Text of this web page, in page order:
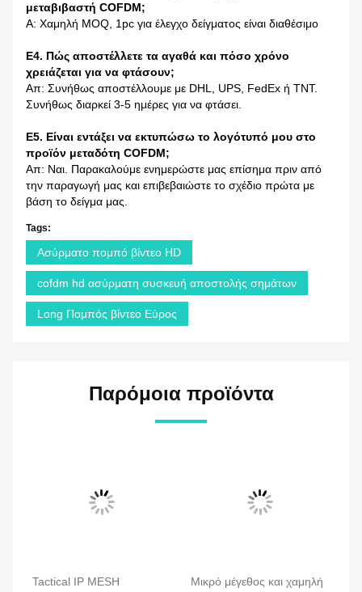
μεταβιβαστή COFDM;
Α: Χαμηλή MOQ, 1pc για έλεγχο δείγματος είναι διαθέσιμο
Ε4. Πώς αποστέλλετε τα αγαθά και πόσο χρόνο
χρειάζεται για να φτάσουν;
Απ: Συνήθως αποστέλλουμε με DHL, UPS, FedEx ή TNT.
Συνήθως διαρκεί 3-5 ημέρες για να φτάσει.
Ε5. Είναι εντάξει να εκτυπώσω το λογότυπό μου στο
προϊόν μεταδότη COFDM;
Απ: Ναι. Παρακαλούμε ενημερώστε μας επίσημα πριν από
την παραγωγή μας και επιβεβαιώστε το σχέδιο πρώτα με
βάση το δείγμα μας.
Tags:
Ασύρματο πομπό βίντεο HD
cofdm hd ασύρματη συσκευή αποστολής σημάτων
Long Πομπός βίντεο Εύρος
Παρόμοια προϊόντα
Tactical IP MESH
Μικρό μέγεθος και χαμηλή